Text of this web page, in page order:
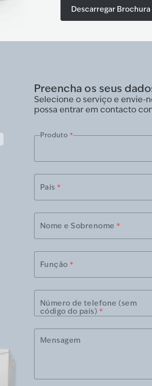
Descarregar Brochura
Preencha os seus
Selecione o serviço e envie-
possa entrar em contacto
Produto *
País *
Nome e Sobrenome *
Função *
Número de telefone (sem
código do país) *
Mensagem